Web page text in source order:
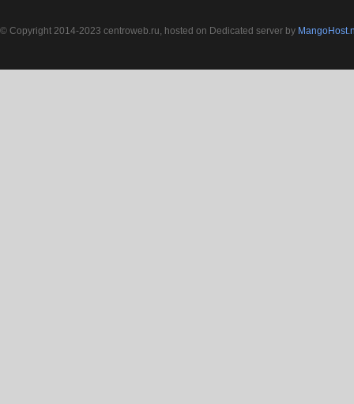
© Copyright 2014-2023 centroweb.ru, hosted on Dedicated server by